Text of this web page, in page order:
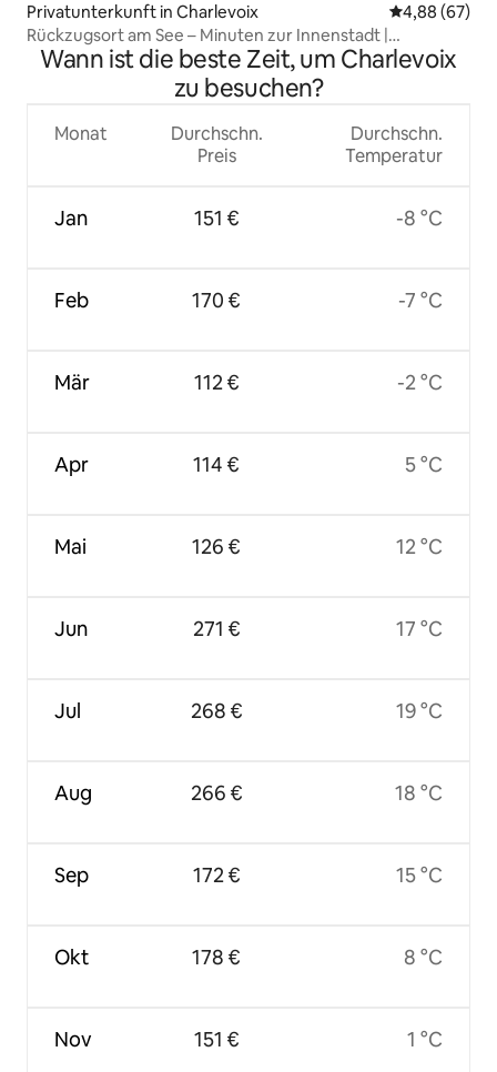
Privatunterkunft in Charlevoix
4,88 (67)
Rückzugsort am See – Minuten zur Innenstadt |
Feuerstelle | Whirlpool!
Wann ist die beste Zeit, um Charlevoix
zu besuchen?
Monat
Jan
Feb
Mär
Apr
Mai
Jun
Jul
Aug
Sep
Okt
Nov
Durchschn.
Preis
151 €
170 €
112 €
114 €
126 €
271 €
268 €
266 €
172 €
178 €
151 €
Durchschn.
Temperatur
-8 °C
-7 °C
-2 °C
5 °C
12 °C
17 °C
19 °C
18 °C
15 °C
8 °C
1 °C